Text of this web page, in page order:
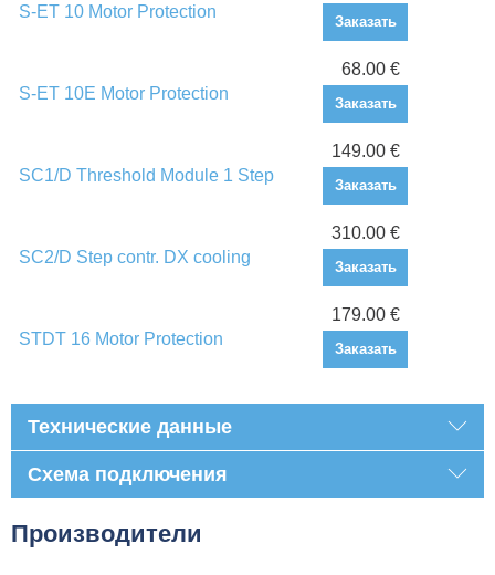
S-ET 10 Motor Protection
Заказать
S-ET 10E Motor Protection
68.00 €
Заказать
SC1/D Threshold Module 1 Step
149.00 €
Заказать
SC2/D Step contr. DX cooling
310.00 €
Заказать
STDT 16 Motor Protection
179.00 €
Заказать
Технические данные
Схема подключения
Производители